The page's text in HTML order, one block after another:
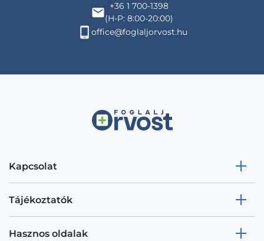
+36 1 700-1398
(H-P: 8:00-20:00)
office@foglaljorvost.hu
Kapcsolat
Tájékoztatók
Hasznos oldalak